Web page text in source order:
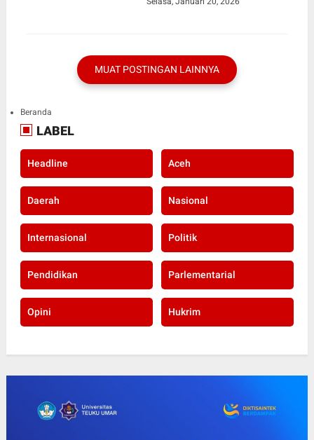
MUAT POSTINGAN LAINNYA
Beranda
LABEL
Headline Aceh
Daerah Nasional
Internasional Politik
Pendidikan Parlementarial
Opini Hukrim